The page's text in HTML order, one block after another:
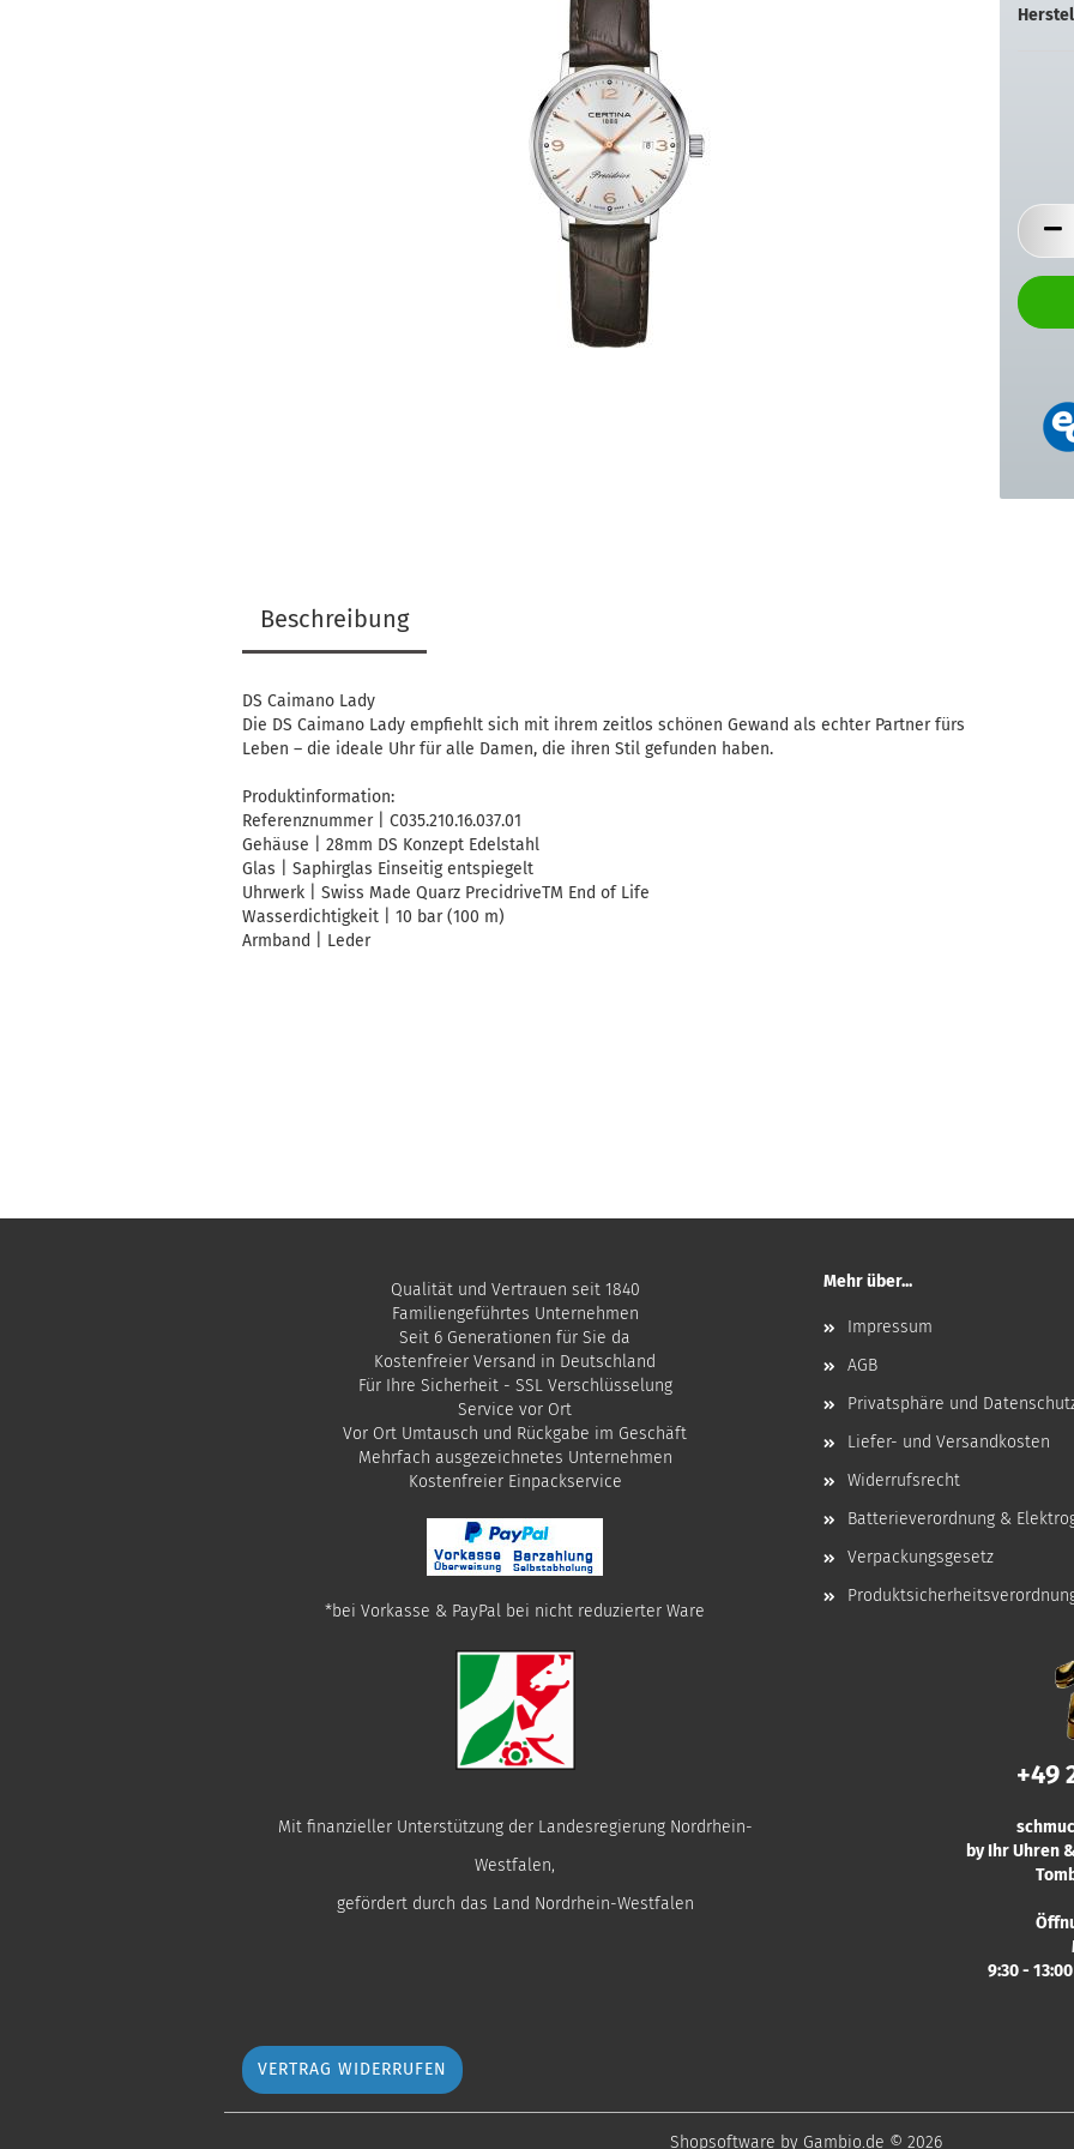
Beschreibung
DS Caimano Lady
Die DS Caimano Lady empfiehlt sich mit ihrem zeitlos schönen Gewand als echter Partner fürs
Leben – die ideale Uhr für alle Damen, die ihren Stil gefunden haben.
Produktinformation:
Referenznummer | C035.210.16.037.01
Gehäuse | 28mm DS Konzept Edelstahl
Glas | Saphirglas Einseitig entspiegelt
Uhrwerk | Swiss Made Quarz PrecidriveTM End of Life
Wasserdichtigkeit | 10 bar (100 m)
Armband | Leder
Qualität und Vertrauen seit 1840
Familiengeführtes Unternehmen
Seit 6 Generationen für Sie da
Kostenfreier Versand in Deutschland
Für Ihre Sicherheit - SSL Verschlüsselung
Service vor Ort
Vor Ort Umtausch und Rückgabe im Geschäft
Mehrfach ausgezeichnetes Unternehmen
​Kostenfreier Einpackservice
*bei Vorkasse & PayPal bei nicht reduzierter Ware
Mehr über...
Impressum
AGB
Privatsphäre und
Liefer- und Versandkosten
Widerrufsrecht
Batterieverordnung &
Verpackungsgesetz
Mit finanzieller Unterstützung der Landesregierung Nordrhein-
Westfalen,
gefördert durch das Land Nordrhein-Westfalen
+49
by Ihr Uhren
9:30 -
VERTRAG WIDERRUFEN
Shopsoftware by Gambio.de © 2026